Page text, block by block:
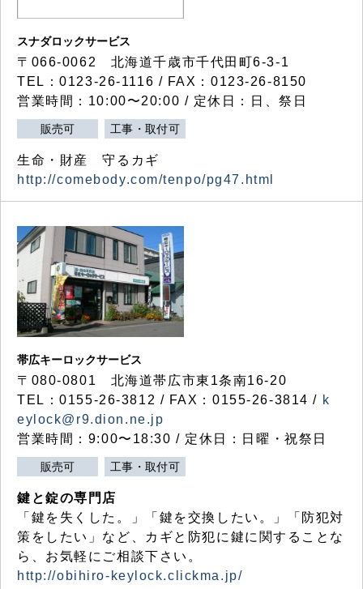
スナダロックサービス
〒066-0062 北海道千歳市千代田町6-3-1
TEL：0123-26-1116 / FAX：0123-26-8150
営業時間：10:00〜20:00 / 定休日：日、祭日
販売可 工事・取付可
生命・財産 守るカギ
http://comebody.com/tenpo/pg47.html
帯広キーロックサービス
〒080-0801 北海道帯広市東1条南16-20
TEL：0155-26-3812 / FAX：0155-26-3814 / k
eylock@r9.dion.ne.jp
営業時間：9:00〜18:30 / 定休日：日曜・祝祭日
販売可 工事・取付可
鍵と錠の専門店
「鍵を失くした。」「鍵を交換したい。」「防犯対
策をしたい」など、カギと防犯に鍵に関することな
ら、お気軽にご相談下さい。
http://obihiro-keylock.clickma.jp/